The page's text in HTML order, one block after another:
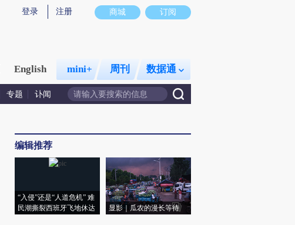
商城 订阅
登录 注册
English mini+ 周刊 数据通
专题 讣闻
编辑推荐
“入侵”还是“人道危机” 难
民潮撕裂西班牙飞地休达
显影｜瓜农的漫长等待